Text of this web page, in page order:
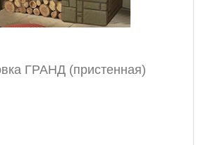
ГРАНД (пристенная)